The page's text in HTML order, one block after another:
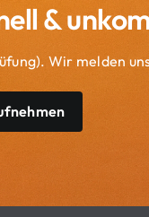
&
Wir melden